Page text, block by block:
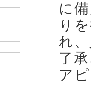
に
り
れ
了
ア